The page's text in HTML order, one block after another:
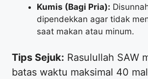
Kumis (Bagi Pria):
dipendekkan agar tidak
saat makan atau minum.
Tips Sejuk: Rasulullah SAW
batas waktu maksimal 40